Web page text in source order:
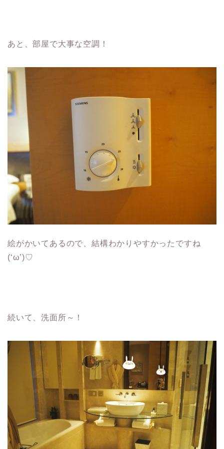
あと、部屋で大事な空調！
絵がかいてあるので、結構わかりやすかったですね
(‘ω’)♡
続いて、洗面所～！